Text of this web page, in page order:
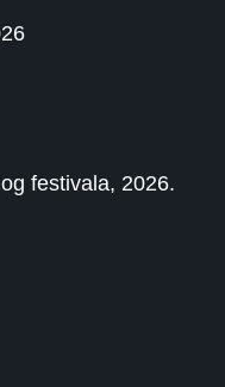
festivala, 2026.